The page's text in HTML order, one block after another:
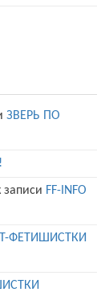
ЗВЕРЬ ПО
записи FF-INFO
ФЕТИШИСТКИ